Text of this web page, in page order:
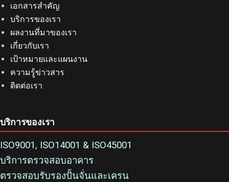
เอกสารสำคัญ
บริการของเรา
ผลงานที่มาของเรา
เกี่ยวกับเรา
เป้าหมายและแผนงาน
ความรู้ข่าวสาร
ติดต่อเรา
บริการของเรา
ISO9001, ISO14001 & ISO45001
บริการตรวจสอบอาคาร
ตรวจสอบรับรองปั้นจั่นและเครน